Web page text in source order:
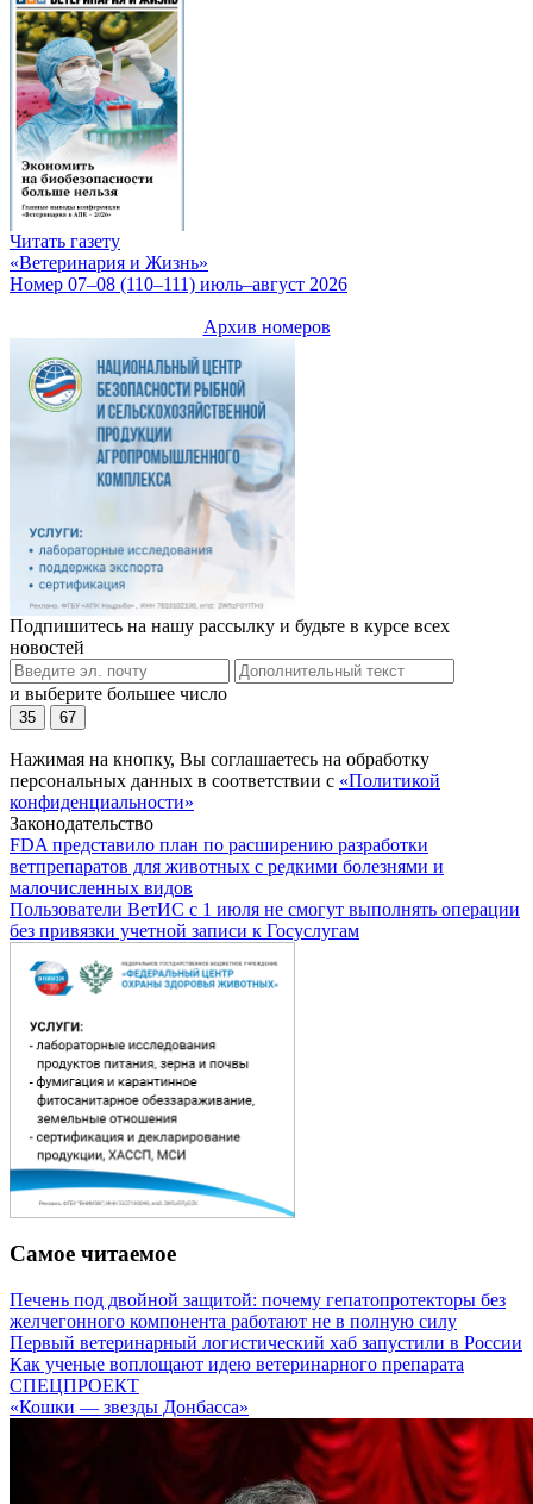
Читать газету
«Ветеринария и Жизнь»
Номер 07–08 (110–111) июль–август 2026
Архив номеров
Подпишитесь на нашу рассылку и будьте в курсе всех
новостей
и выберите большее число
35 67
Нажимая на кнопку, Вы соглашаетесь на обработку
персональных данных в соответствии с «Политикой
конфиденциальности»
Законодательство
FDA представило план по расширению разработки
ветпрепаратов для животных с редкими болезнями и
малочисленных видов
Пользователи ВетИС с 1 июля не смогут выполнять операции
без привязки учетной записи к Госуслугам
Самое читаемое
Печень под двойной защитой: почему гепатопротекторы без
желчегонного компонента работают не в полную силу
Первый ветеринарный логистический хаб запустили в России
Как ученые воплощают идею ветеринарного препарата
СПЕЦПРОЕКТ
«Кошки — звезды Донбасса»